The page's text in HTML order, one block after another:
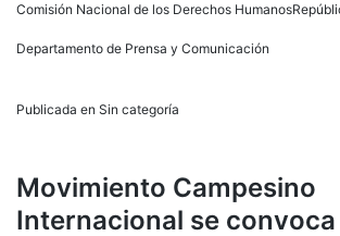
Comisión Nacional de los Derechos
Departamento de Prensa y Comunicación
Publicada en Sin categoría
Movimiento Campesino
Internacional se convoca